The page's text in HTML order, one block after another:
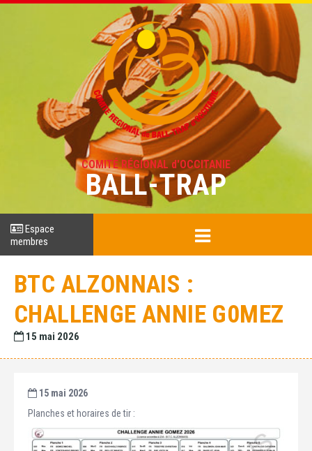
COMITÉ RÉGIONAL d'OCCITANIE
BALL-TRAP
Espace
membres
BTC ALZONNAIS :
CHALLENGE ANNIE G0MEZ
15 mai 2026
15 mai 2026
Planches et horaires de tir :